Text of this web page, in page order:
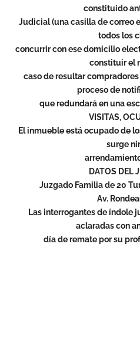
constituido
Judicial (una casilla de correo
todos los
concurrir con ese domicilio
constituir el
caso de resultar
proceso de
que redundará en una
VISITAS,
El inmueble está ocupado de
surge
DATOS DEL
Juzgado Familia de 20
Av.
Las interrogantes de índole
aclaradas con
día de remate por su